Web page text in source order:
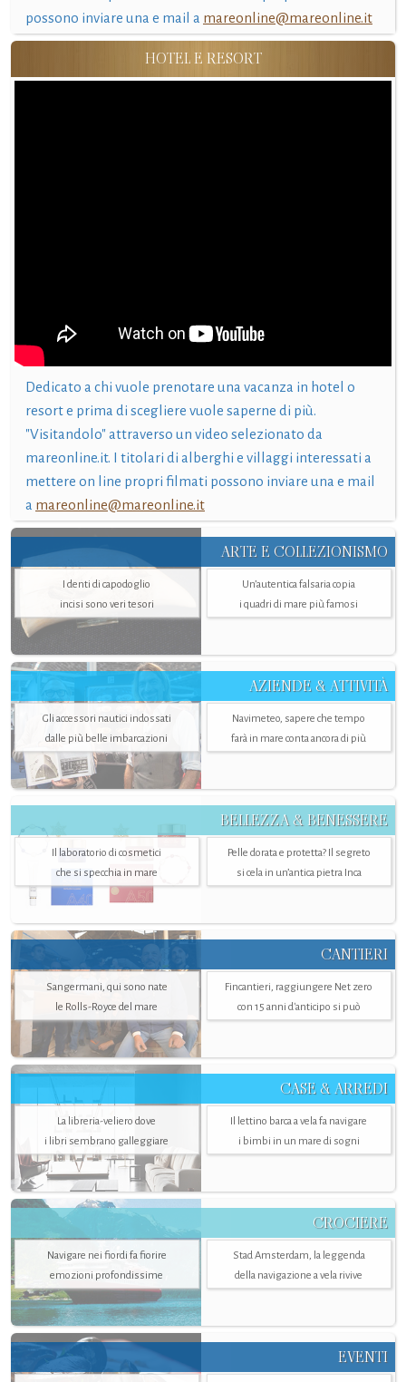
possono inviare una e mail a mareonline@mareonline.it
HOTEL E RESORT
Dedicato a chi vuole prenotare una vacanza in hotel o
resort e prima di scegliere vuole saperne di più.
"Visitandolo" attraverso un video selezionato da
mareonline.it. I titolari di alberghi e villaggi interessati a
mettere on line propri filmati possono inviare una e mail
a mareonline@mareonline.it
ARTE E COLLEZIONISMO
I denti di capodoglio
incisi sono veri tesori
Un’autentica falsaria copia
i quadri di mare più famosi
AZIENDE & ATTIVITÀ
Gli accessori nautici indossati
dalle più belle imbarcazioni
Navimeteo, sapere che tempo
farà in mare conta ancora di più
BELLEZZA & BENESSERE
Il laboratorio di cosmetici
che si specchia in mare
Pelle dorata e protetta? Il segreto
si cela in un’antica pietra Inca
CANTIERI
Sangermani, qui sono nate
le Rolls-Royce del mare
Fincantieri, raggiungere Net zero
con 15 anni d'anticipo si può
CASE & ARREDI
La libreria-veliero dove
i libri sembrano galleggiare
Il lettino barca a vela fa navigare
i bimbi in un mare di sogni
CROCIERE
Navigare nei fiordi fa fiorire
emozioni profondissime
Stad Amsterdam, la leggenda
della navigazione a vela rivive
EVENTI